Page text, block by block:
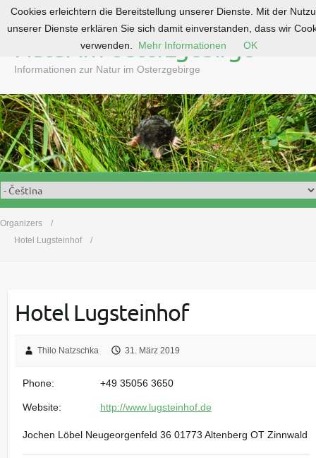
o
c
o
n
t
e
n
Natur im Osterzgebirge
Informationen zur Natur im Osterzgebirge
Organizers
Hotel Lugsteinhof
Hotel Lugsteinhof
Thilo Natzschka 31. März 2019
Phone: +49 35056 3650
Website: http://www.lugsteinhof.de
Jochen Löbel Neugeorgenfeld 36 01773 Altenberg OT Zinnwald
Cookies erleichtern die Bereitstellung unserer Dienste. Mit der
unserer Dienste erklären Sie sich damit einverstanden, dass wir
verwenden.
Mehr Informationen OK